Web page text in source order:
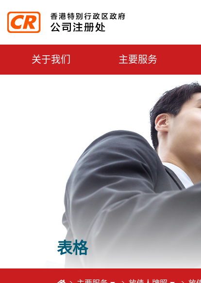
关于我们 主要服务
表格